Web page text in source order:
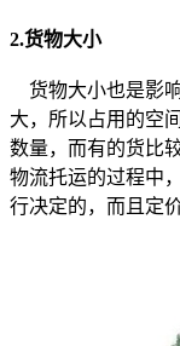
2.货物大小
货物大小也是影
大，所以占用的空
数量，而有的货比
物流托运的过程中
行决定的，而且定